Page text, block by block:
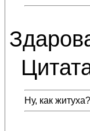
Ну, как житуха?